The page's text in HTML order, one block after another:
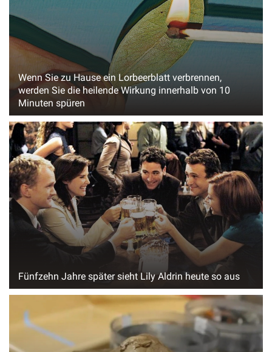
Wenn Sie zu Hause ein Lorbeerblatt verbrennen,
werden Sie die heilende Wirkung innerhalb von 10
Minuten spüren
Fünfzehn Jahre später sieht Lily Aldrin heute so aus